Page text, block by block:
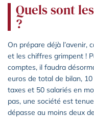
Quels sont
?
On prépare déjà l’avenir,
et les chiffres grimpent !
comptes, il faudra
euros de total de bilan,
taxes et 50 salariés en
pas, une société est
dépasse au moins deux